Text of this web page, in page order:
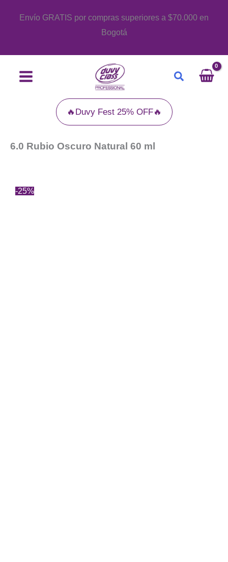
Envío GRATIS por compras superiores a $70.000 en
Bogotá
Buscar
🔥Duvy Fest 25% OFF🔥
6.0 Rubio Oscuro Natural 60 ml
-25%